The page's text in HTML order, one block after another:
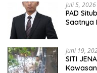
Juli 5, 2026
PAD
Saatnya
Juni 19,
SITI